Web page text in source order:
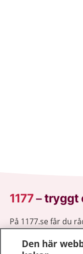
1177–tryggt
På 1177.se får du
Logga in för att
Den här